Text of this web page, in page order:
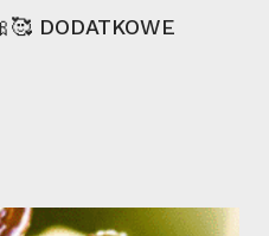
DODATKOWE